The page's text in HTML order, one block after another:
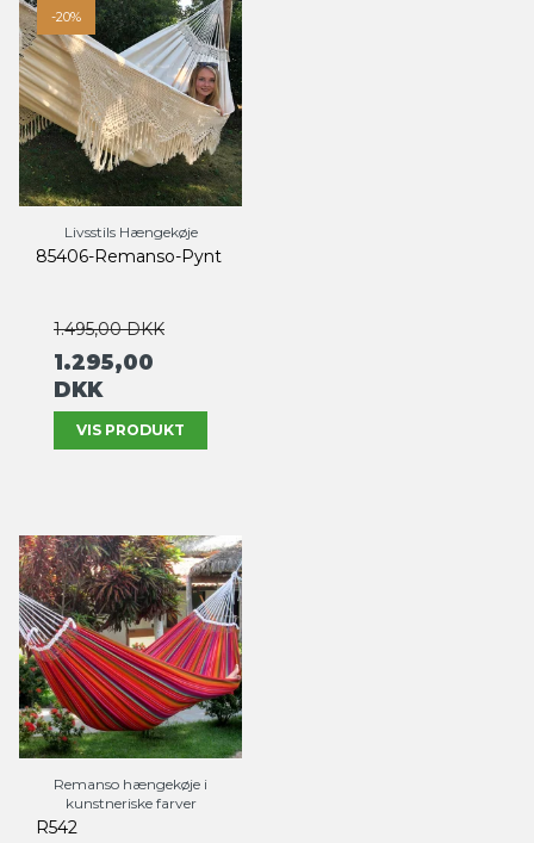
-20%
Livsstils Hængekøje
85406-Remanso-Pynt
1.495,00 DKK
1.295,00
DKK
VIS PRODUKT
Remanso hængekøje i
kunstneriske farver
R542